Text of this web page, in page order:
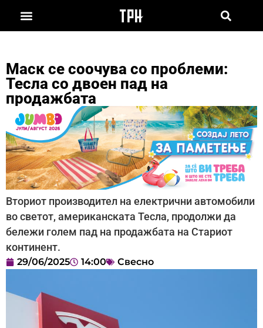
Маск се соочува со проблеми:
Тесла со двоен пад на
продажбата
Вториот производител на електрични автомобили
во светот, американската Тесла, продолжи да
бележи голем пад на продажбата на Стариот
континент.
29/06/2025 14:00 Свесно